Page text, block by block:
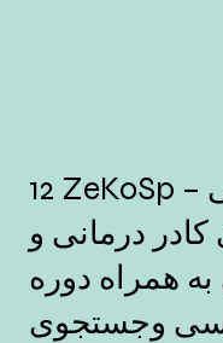
12 ZeKoSp – زبان آلمانی
کادر درمانی و
همراه دوره
وجستجوی